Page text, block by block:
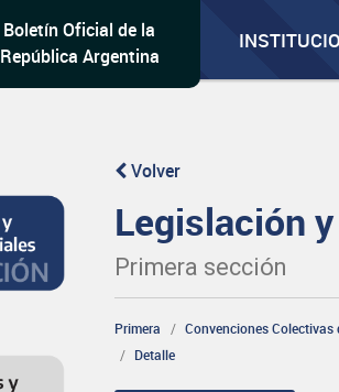
Boletín Oficial de la
República Argentina
Volver
Legislación
Primera sección
Primera
Convenciones Colectivas
Detalle